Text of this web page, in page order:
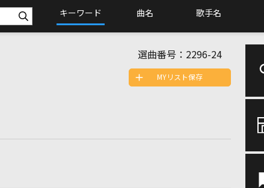
キーワード 曲名 歌手名
選曲番号： 2296-24
MYリスト保存